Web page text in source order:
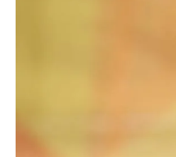
Индия Не
В Киеве